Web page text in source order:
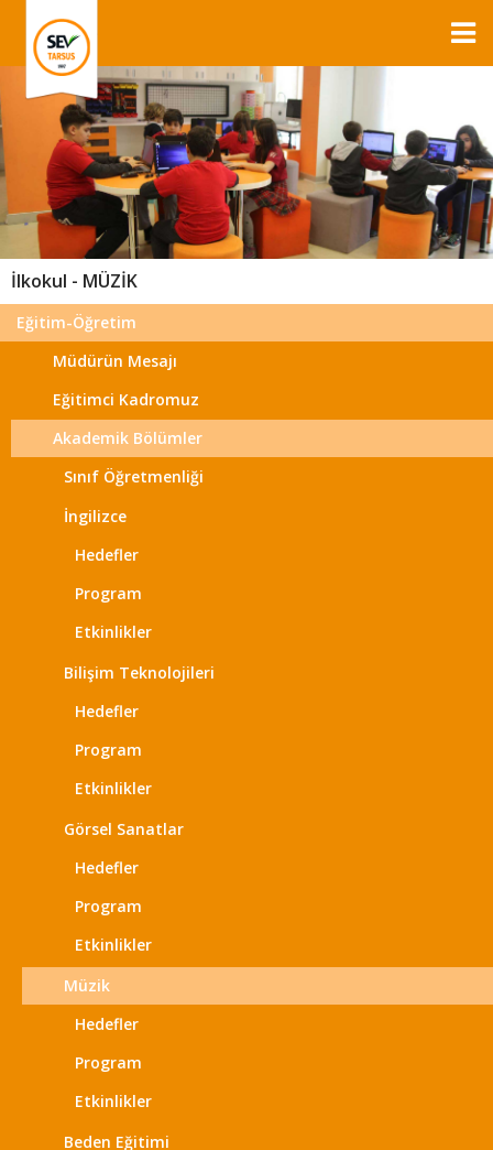
İlkokul - MÜZİK
Eğitim-Öğretim
Müdürün Mesajı
Eğitimci Kadromuz
Akademik Bölümler
Sınıf Öğretmenliği
İngilizce
Hedefler
Program
Etkinlikler
Bilişim Teknolojileri
Hedefler
Program
Etkinlikler
Görsel Sanatlar
Hedefler
Program
Etkinlikler
Müzik
Hedefler
Program
Etkinlikler
Beden Eğitimi